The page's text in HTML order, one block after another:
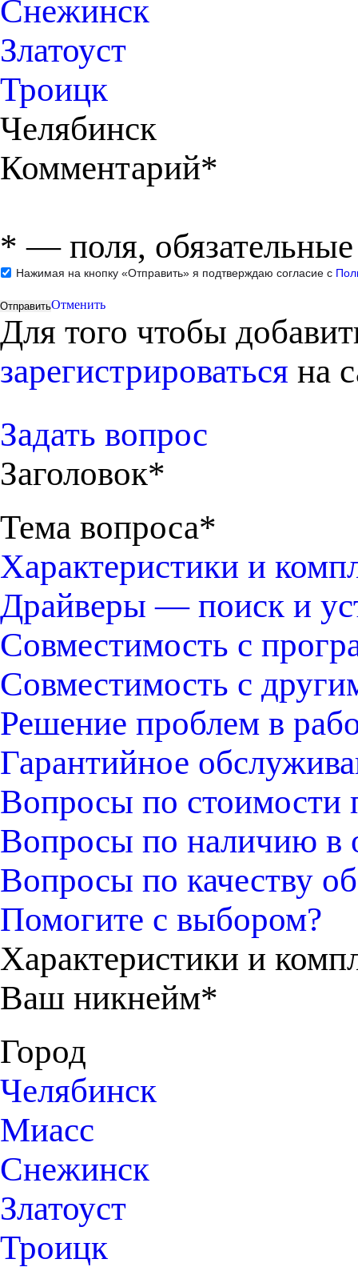
Снежинск
Златоуст
Троицк
Челябинск
Комментарий*
* — поля,
Нажимая на кнопку «Отправить» я подтверждаю согласие с
Отменить
Для того чтобы
зарегистрироваться на
Задать вопрос
Заголовок*
Тема вопроса*
Характеристики и
Драйверы — поиск и
Совместимость с
Совместимость с
Решение проблем в
Гарантийное
Вопросы по стоимости
Вопросы по наличию в
Вопросы по качеству
Помогите с выбором?
Характеристики и
Ваш никнейм*
Город
Челябинск
Миасс
Снежинск
Златоуст
Троицк